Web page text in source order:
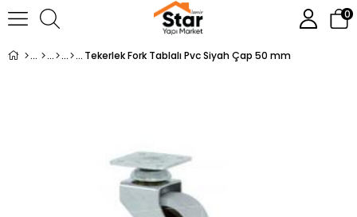
0
Tekerlek Fork Tablalı Pvc Siyah Çap 50 mm